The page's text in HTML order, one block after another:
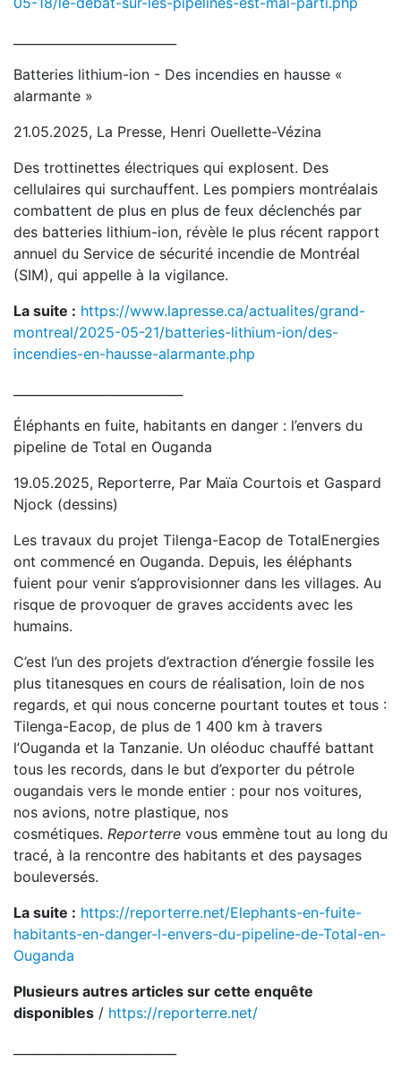
Batteries lithium-ion - Des incendies en hausse «
alarmante »
21.05.2025, La Presse, Henri Ouellette-Vézina
Des trottinettes électriques qui explosent. Des
cellulaires qui surchauffent. Les pompiers montréalais
combattent de plus en plus de feux déclenchés par
des batteries lithium-ion, révèle le plus récent rapport
annuel du Service de sécurité incendie de Montréal
(SIM), qui appelle à la vigilance.
La suite : https://www.lapresse.ca/actualites/grand-
montreal/2025-05-21/batteries-lithium-ion/des-
incendies-en-hausse-alarmante.php
Éléphants en fuite, habitants en danger : l’envers du
pipeline de Total en Ouganda
19.05.2025, Reporterre, Par Maïa Courtois et Gaspard
Njock (dessins)
Les travaux du projet Tilenga-Eacop de TotalEnergies
ont commencé en Ouganda. Depuis, les éléphants
fuient pour venir s’approvisionner dans les villages. Au
risque de provoquer de graves accidents avec les
humains.
C’est l’un des projets d’extraction d’énergie fossile les
plus titanesques en cours de réalisation, loin de nos
regards, et qui nous concerne pourtant toutes et tous :
Tilenga-Eacop, de plus de 1 400 km à travers
l’Ouganda et la Tanzanie. Un oléoduc chauffé battant
tous les records, dans le but d’exporter du pétrole
ougandais vers le monde entier : pour nos voitures,
nos avions, notre plastique, nos
cosmétiques. Reporterre vous emmène tout au long du
tracé, à la rencontre des habitants et des paysages
bouleversés.
La suite : https://reporterre.net/Elephants-en-fuite-
habitants-en-danger-l-envers-du-pipeline-de-Total-en-
Ouganda
Plusieurs autres articles sur cette enquête
disponibles / https://reporterre.net/